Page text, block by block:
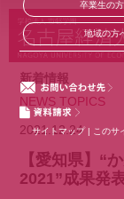
卒業生の
地域の方
サイトマップ| このサ
新着情報
NEWS TOPICS
2021.12.24
【愛知県】“
2021”成果発